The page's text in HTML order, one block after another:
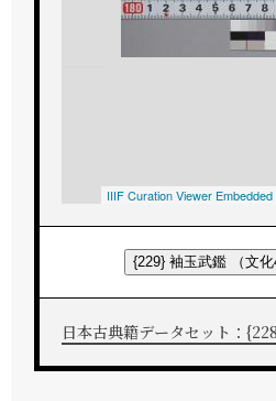
IIIF Curation Viewer Embedded
{229} 袖玉武鑑 （文
日本古典籍データセット：